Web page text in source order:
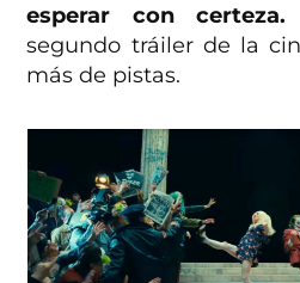
esperar con certeza.
segundo tráiler de la
más de pistas.